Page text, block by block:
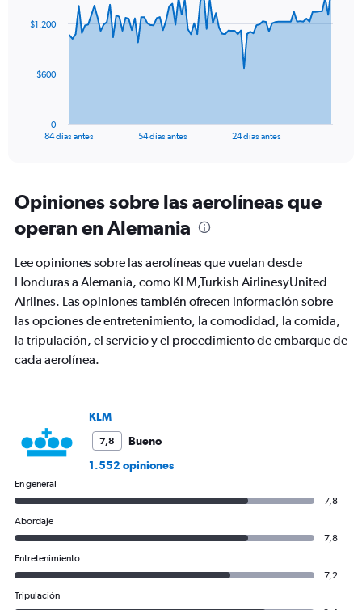
to
data
The
Range:
85
categories.
The
chart
1
Y
axis
displaying
values.
Range:
84 días antes 54 días antes 24 días antes
0
$600
$1.200
Opiniones sobre las aerolíneas que
operan en Alemania
Lee opiniones sobre las aerolíneas que vuelan desde
Honduras a Alemania, como KLM,Turkish AirlinesyUnited
Airlines. Las opiniones también ofrecen información sobre
las opciones de entretenimiento, la comodidad, la comida,
la tripulación, el servicio y el procedimiento de embarque de
cada aerolínea.
KLM
7,8
Bueno
1.552 opiniones
En general
7,8
Abordaje
7,8
Entretenimiento
7,2
Tripulación